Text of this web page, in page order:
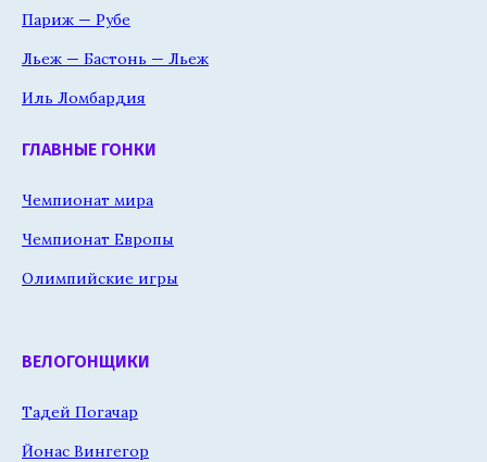
Париж — Рубе
Льеж — Бастонь — Льеж
Иль Ломбардия
ГЛАВНЫЕ ГОНКИ
Чемпионат мира
Чемпионат Европы
Олимпийские игры
ВЕЛОГОНЩИКИ
Тадей Погачар
Йонас Вингегор